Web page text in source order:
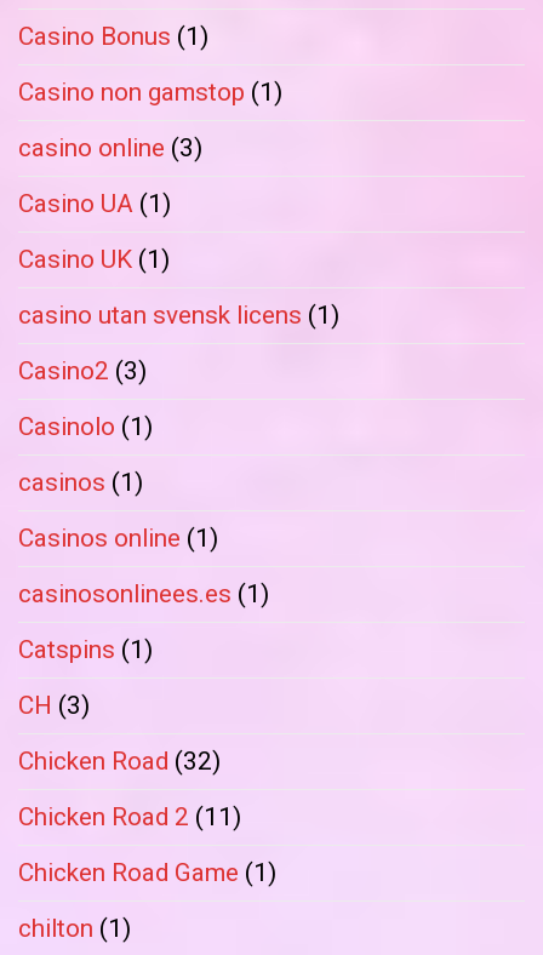
Casino Bonus (1)
Casino non gamstop (1)
casino online (3)
Casino UA (1)
Casino UK (1)
casino utan svensk licens (1)
Casino2 (3)
Casinolo (1)
casinos (1)
Casinos online (1)
casinosonlinees.es (1)
Catspins (1)
CH (3)
Chicken Road (32)
Chicken Road 2 (11)
Chicken Road Game (1)
chilton (1)